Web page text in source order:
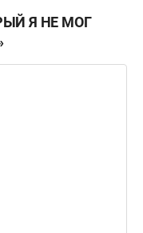
Я НЕ МОГ